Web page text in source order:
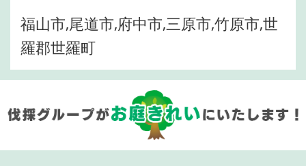
福山市,尾道市,府中市,三原市,竹原市,世
羅郡世羅町